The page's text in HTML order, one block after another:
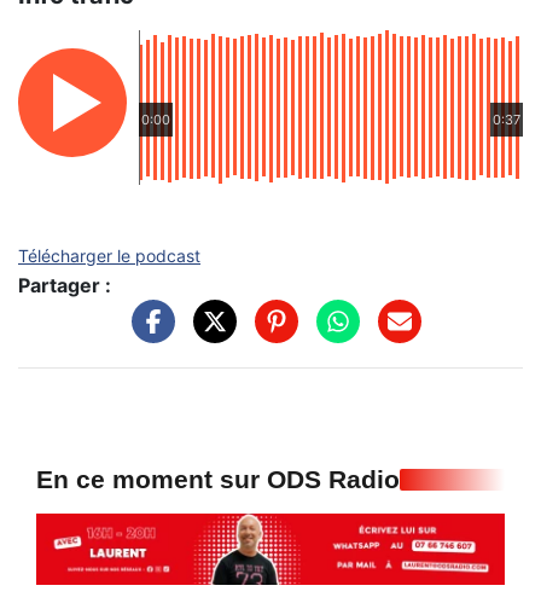
0:00 0:37
Télécharger le podcast
Partager :
En ce moment sur ODS Radio